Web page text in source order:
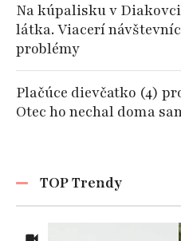
Na kúpalisku v
látka. Viacerí
problémy
Plačúce dievčatko (4)
Otec ho nechal doma
TOP Trendy